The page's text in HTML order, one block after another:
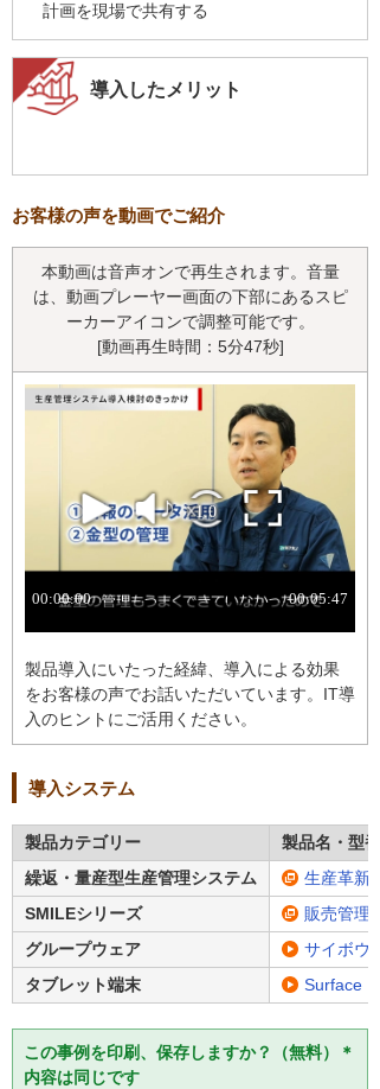
計画を現場で共有する
導入したメリット
お客様の声を動画でご紹介
本動画は音声オンで再生されます。音量
は、動画プレーヤー画面の下部にあるスピ
ーカーアイコンで調整可能です。
[動画再生時間：5分47秒]
製品導入にいたった経緯、導入による効果
をお客様の声でお話いただいています。IT導
入のヒントにご活用ください。
導入システム
製品カテゴリー
製品名・型番
繰返・量産型生産管理システム
生産革新
SMILEシリーズ
販売管理
グループウェア
サイボウ
タブレット端末
Surface
この事例を印刷、保存しますか？（無料）＊
内容は同じです